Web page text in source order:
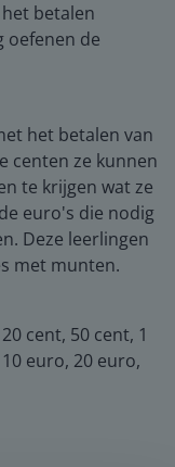
betalen
oefenen de
het betalen van
centen ze kunnen
te krijgen wat ze
euro's die nodig
Deze leerlingen
met munten.
cent, 50 cent, 1
euro, 20 euro,